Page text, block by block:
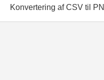
Konvertering af CSV til